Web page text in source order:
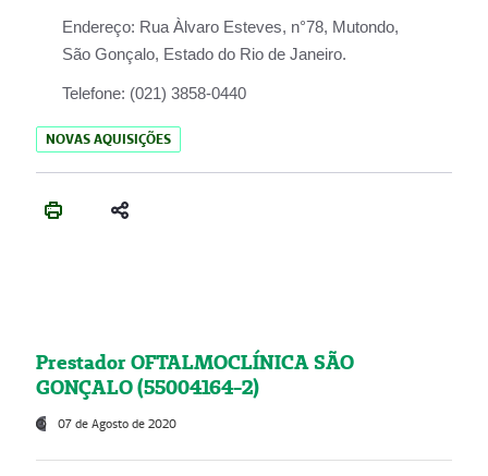
Endereço: Rua Àlvaro Esteves, n°78, Mutondo,
São Gonçalo, Estado do Rio de Janeiro.
Telefone: (021) 3858-0440
NOVAS AQUISIÇÕES
Prestador OFTALMOCLÍNICA SÃO
GONÇALO (55004164-2)
07 de Agosto de 2020